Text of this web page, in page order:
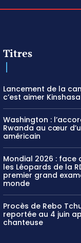
Titres
Lancement de la
c’est aimer
Washington :
Rwanda au cœur
américain
Mondial 2026 : face
les Léopards de la
premier grand
monde
Procès de Rebo
reportée au 4 juin
chanteuse